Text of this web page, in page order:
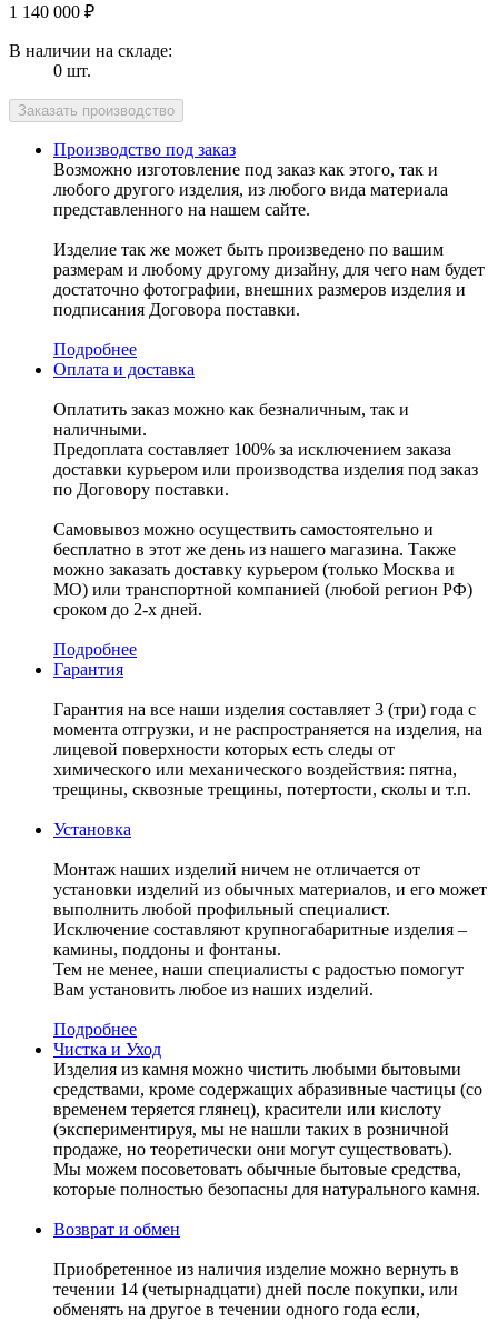
1 140 000 ₽
В наличии на складе:
0 шт.
Производство под заказ
Возможно изготовление под заказ как этого, так и
любого другого изделия, из любого вида материала
представленного на нашем сайте.
Изделие так же может быть произведено по вашим
размерам и любому другому дизайну, для чего нам будет
достаточно фотографии, внешних размеров изделия и
подписания Договора поставки.
Подробнее
Оплата и доставка
Оплатить заказ можно как безналичным, так и
наличными.
Предоплата составляет 100% за исключением заказа
доставки курьером или производства изделия под заказ
по Договору поставки.
Самовывоз можно осуществить самостоятельно и
бесплатно в этот же день из нашего магазина. Также
можно заказать доставку курьером (только Москва и
МО) или транспортной компанией (любой регион РФ)
сроком до 2-х дней.
Подробнее
Гарантия
Гарантия на все наши изделия составляет 3 (три) года с
момента отгрузки, и не распространяется на изделия, на
лицевой поверхности которых есть следы от
химического или механического воздействия: пятна,
трещины, сквозные трещины, потертости, сколы и т.п.
Установка
Монтаж наших изделий ничем не отличается от
установки изделий из обычных материалов, и его может
выполнить любой профильный специалист.
Исключение составляют крупногабаритные изделия –
камины, поддоны и фонтаны.
Тем не менее, наши специалисты с радостью помогут
Вам установить любое из наших изделий.
Подробнее
Чистка и Уход
Изделия из камня можно чистить любыми бытовыми
средствами, кроме содержащих абразивные частицы (со
временем теряется глянец), красители или кислоту
(экспериментируя, мы не нашли таких в розничной
продаже, но теоретически они могут существовать).
Мы можем посоветовать обычные бытовые средства,
которые полностью безопасны для натурального камня.
Возврат и обмен
Приобретенное из наличия изделие можно вернуть в
течении 14 (четырнадцати) дней после покупки, или
обменять на другое в течении одного года если,